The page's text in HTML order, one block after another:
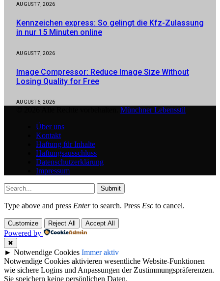
AUGUST 7, 2026
Kennzeichen express: So gelingt die Kfz-Zulassung
in nur 15 Minuten online
AUGUST 7, 2026
Image Compressor: Reduce Image Size Without
Losing Quality for Free
AUGUST 6, 2026
Münchner Lebensstil
Über uns
Kontakt
Haftung für Inhalte
Haftungsausschluss
Datenschutzerklärung
Impressum
Submit
Type above and press Enterto search. Press Esc to cancel.
Customize Reject All Accept All
Powered by
✖
► Notwendige Cookies Immer aktiv
Notwendige Cookies aktivieren wesentliche Website-Funktionen
wie sichere Logins und Anpassungen der Zustimmungspräferenzen.
Sie speichern keine persönlichen Daten.